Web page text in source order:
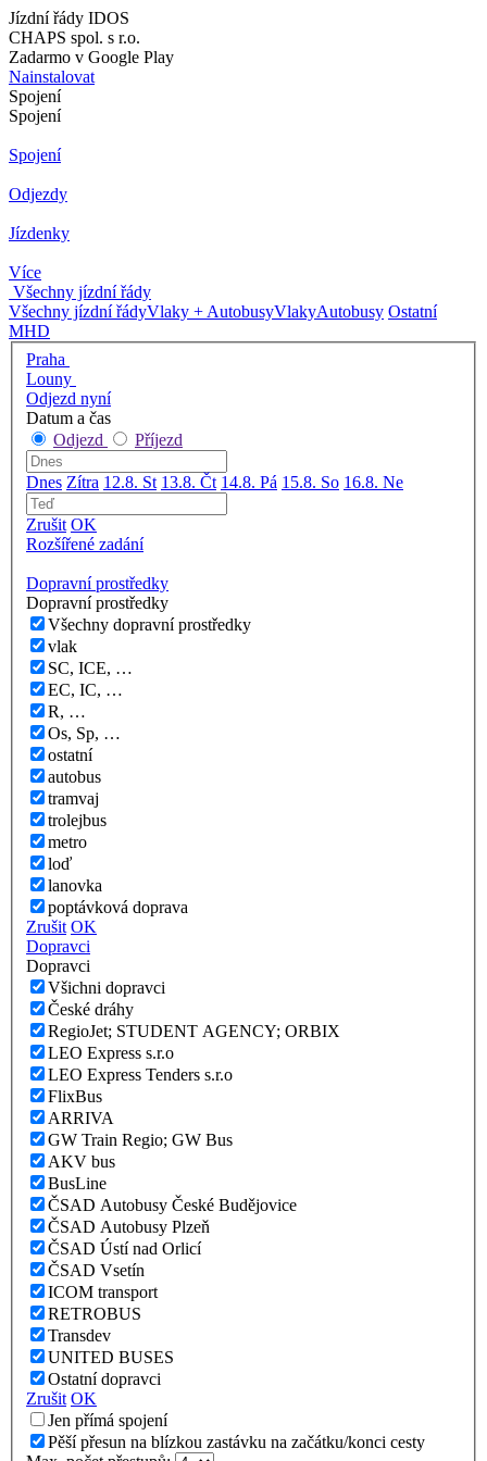
Jízdní řády IDOS
CHAPS spol. s r.o.
Zadarmo v Google Play
Nainstalovat
Spojení
Spojení
Spojení
Odjezdy
Jízdenky
Více
Všechny jízdní řády
Všechny jízdní řádyVlaky + AutobusyVlakyAutobusy Ostatní
MHD
Praha
Louny
Odjezd nyní
Datum a čas
Odjezd
Příjezd
Dnes Zítra 12.8. St 13.8. Čt 14.8. Pá 15.8. So 16.8. Ne
Zrušit OK
Rozšířené zadání
Dopravní prostředky
Dopravní prostředky
Všechny dopravní prostředky
vlak
SC, ICE, …
EC, IC, …
R, …
Os, Sp, …
ostatní
autobus
tramvaj
trolejbus
metro
loď
lanovka
poptávková doprava
Zrušit OK
Dopravci
Dopravci
Všichni dopravci
České dráhy
RegioJet; STUDENT AGENCY; ORBIX
LEO Express s.r.o
LEO Express Tenders s.r.o
FlixBus
ARRIVA
GW Train Regio; GW Bus
AKV bus
BusLine
ČSAD Autobusy České Budějovice
ČSAD Autobusy Plzeň
ČSAD Ústí nad Orlicí
ČSAD Vsetín
ICOM transport
RETROBUS
Transdev
UNITED BUSES
Ostatní dopravci
Zrušit OK
Jen přímá spojení
Pěší přesun na blízkou zastávku na začátku/konci cesty